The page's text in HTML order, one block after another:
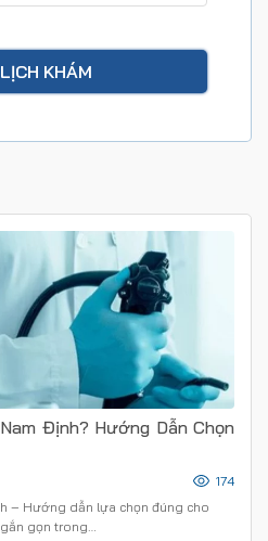
Định? Hướng Dẫn Chọn
– Hướng dẫn lựa chọn đúng cho
gọn trong…
174